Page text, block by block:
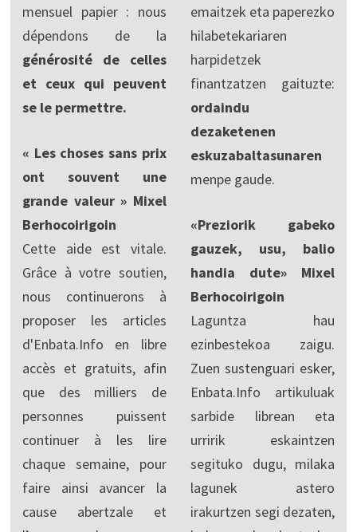
mensuel papier : nous
dépendons de la
générosité de celles
et ceux qui peuvent
se le permettre.
« Les choses sans prix
ont souvent une
grande valeur » Mixel
Berhocoirigoin
Cette aide est vitale.
Grâce à votre soutien,
nous continuerons à
proposer les articles
d'Enbata.Info en libre
accès et gratuits, afin
que des milliers de
personnes puissent
continuer à les lire
chaque semaine, pour
faire ainsi avancer la
cause abertzale et
emaitzek eta paperezko
hilabetekariaren
harpidetzek
finantzatzen gaituzte:
ordaindu
dezaketenen
eskuzabaltasunaren
menpe gaude.
«Preziorik gabeko
gauzek, usu, balio
handia dute» Mixel
Berhocoirigoin
Laguntza hau
ezinbestekoa zaigu.
Zuen sustenguari esker,
Enbata.Info artikuluak
sarbide librean eta
urririk eskaintzen
segituko dugu, milaka
lagunek astero
irakurtzen segi dezaten,